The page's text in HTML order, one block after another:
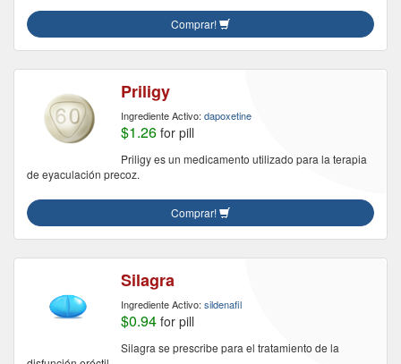
Comprar!
Priligy
Ingrediente Activo: dapoxetine
$1.26 for pill
Priligy es un medicamento utilizado para la terapia
de eyaculación precoz.
Comprar!
Silagra
Ingrediente Activo: sildenafil
$0.94 for pill
Silagra se prescribe para el tratamiento de la